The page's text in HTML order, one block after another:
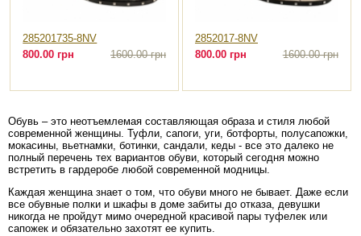
285201735-8NV
800.00 грн
1600.00 грн
2852017-8NV
800.00 грн
1600.00 грн
Обувь – это неотъемлемая составляющая образа и стиля любой
современной женщины. Туфли, сапоги, уги, ботфорты, полусапожки,
мокасины, вьетнамки, ботинки, сандали, кеды - все это далеко не
полный перечень тех вариантов обуви, который сегодня можно
встретить в гардеробе любой современной модницы.
Каждая женщина знает о том, что обуви много не бывает. Даже если
все обувные полки и шкафы в доме забиты до отказа, девушки
никогда не пройдут мимо очередной красивой пары туфелек или
сапожек и обязательно захотят ее купить.